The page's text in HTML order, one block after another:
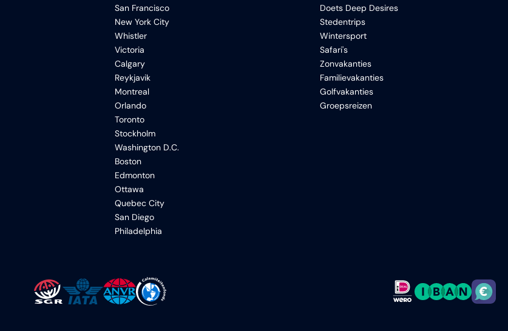
San Francisco
New York City
Whistler
Victoria
Calgary
Reykjavik
Montreal
Orlando
Toronto
Stockholm
Washington D.C.
Boston
Edmonton
Ottawa
Quebec City
San Diego
Philadelphia
Doets Deep Desires
Stedentrips
Wintersport
Safari's
Zonvakanties
Familievakanties
Golfvakanties
Groepsreizen